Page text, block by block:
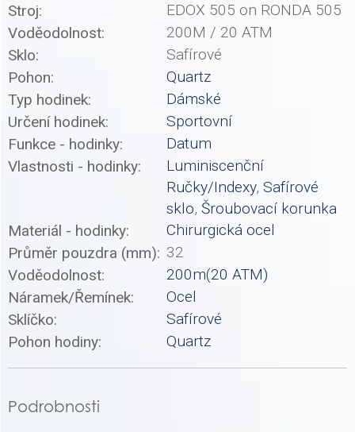
Stroj:
EDOX 505 on RONDA 505
Voděodolnost:
200M / 20 ATM
Sklo:
Safírové
Pohon:
Quartz
Typ hodinek:
Dámské
Určení hodinek:
Sportovní
Funkce - hodinky:
Datum
Vlastnosti - hodinky:
Luminiscenční
Ručky/Indexy, Safírové
sklo, Šroubovací korunka
Materiál - hodinky:
Chirurgická ocel
Průměr pouzdra (mm): 32
Voděodolnost:
200m(20 ATM)
Náramek/Řemínek:
Ocel
Sklíčko:
Safírové
Pohon hodiny:
Quartz
Podrobnosti